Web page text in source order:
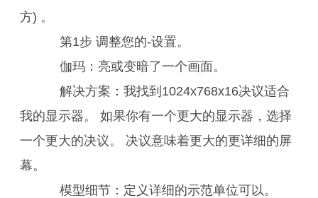
方) 。
第1步 调整您的-设置。
伽玛：亮或变暗了一个画面。
解决方案：我找到1024x768x16决议适合
我的显示器。 如果你有一个更大的显示器，选择
一个更大的决议。 决议意味着更大的更详细的屏
幕。
模型细节：定义详细的示范单位可以。